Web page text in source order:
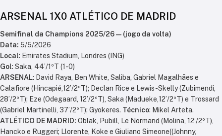
ARSENAL 1X0 ATLÉTICO DE MADRID
Semifinal da Champions 2025/26 — (jogo da volta)
Data: 5/5/2026
Local: Emirates Stadium, Londres (ING)
Gol: Saka, 44’/1ºT (1-0)
ARSENAL: David Raya, Ben White, Saliba, Gabriel Magalhães e
Calafiore (Hincapié,12’/2ºT); Declan Rice e Lewis-Skelly (Zubimendi,
28’/2ºT); Eze (Odegaard, 12’/2ºT), Saka (Madueke,12’/2ºT) e Trossard
(Gabriel Martinelli, 37’/2ºT); Gyokeres. Técnico: Mikel Arteta.
ATLÉTICO DE MADRID: Oblak, Pubill, Le Normand (Molina, 12’/2ºT),
Hancko e Ruggeri; Llorente, Koke e Giuliano Simeone((Johnny,